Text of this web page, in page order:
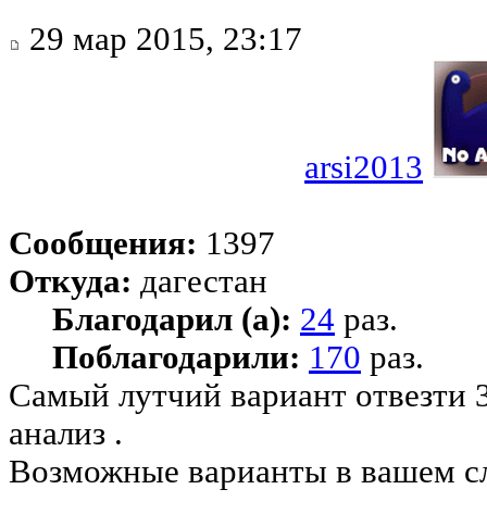
29 мар 2015, 23:17
arsi2013
Сообщения: 1397
Откуда: дагестан
Благодарил (а): 24 раз.
Поблагодарили: 170 раз.
Самый лутчий вариант
анализ .
Возможные варианты в вашем